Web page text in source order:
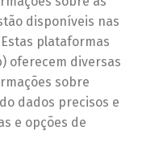
disponíveis nas
Estas plataformas
oferecem diversas
sobre
dados precisos e
e opções de